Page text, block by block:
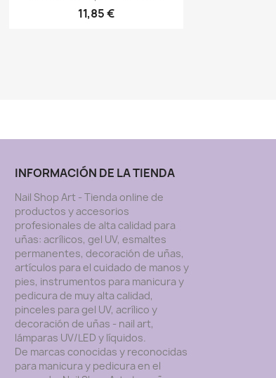
11,85 €
INFORMACIÓN DE LA TIENDA
Nail Shop Art - Tienda online de
productos y accesorios
profesionales de alta calidad para
uñas: acrílicos, gel UV, esmaltes
permanentes, decoración de uñas,
artículos para el cuidado de manos y
pies, instrumentos para manicura y
pedicura de muy alta calidad,
pinceles para gel UV, acrílico y
decoración de uñas - nail art,
lámparas UV/LED y lí­quidos.
De marcas conocidas y reconocidas
para manicura y pedicura en el